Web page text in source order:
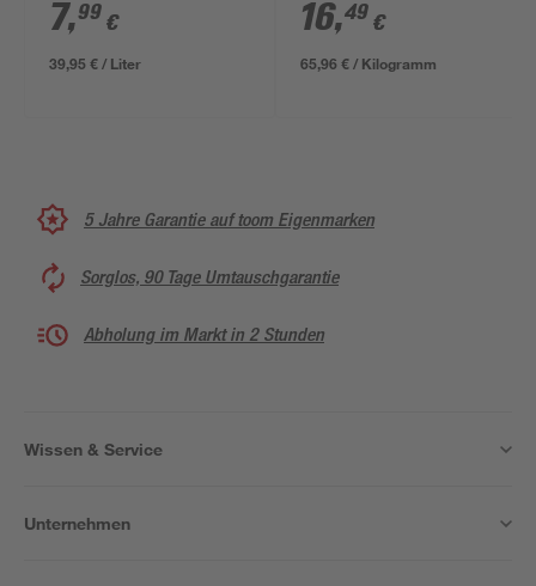
7,99 €
39,95 € / Liter
16,49 €
65,96 € / Kilogramm
5 Jahre Garantie auf toom Eigenmarken
Sorglos, 90 Tage Umtauschgarantie
Abholung im Markt in 2 Stunden
Wissen & Service
Unternehmen